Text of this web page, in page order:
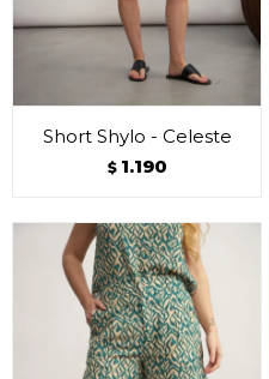
Short Shylo - Celeste
$ 1.190